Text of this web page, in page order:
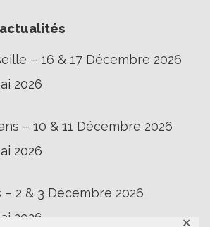
✕
– 16 & 17 Décembre 2026
2026
– 10 & 11 Décembre 2026
2026
– 2 & 3 Décembre 2026
2026